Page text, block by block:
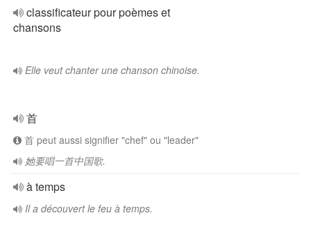
classificateur pour poèmes et
chansons
Elle veut chanter une chanson chinoise.
首
首 peut aussi signifier "chef" ou "leader"
她要唱一首中国歌.
à temps
Il a découvert le feu à temps.